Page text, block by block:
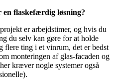
en flaskefærdig løsning?
er arbejdstimer, og hvis du
du selv kan gøre for at holde
flere ting i et vinrum, det er bedst
monteringen af glas-facaden og
kræver nogle systemer også